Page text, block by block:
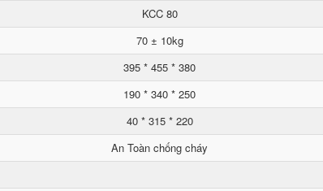
KCC 80
70 ± 10kg
395 * 455 * 380
190 * 340 * 250
40 * 315 * 220
An Toàn chống cháy